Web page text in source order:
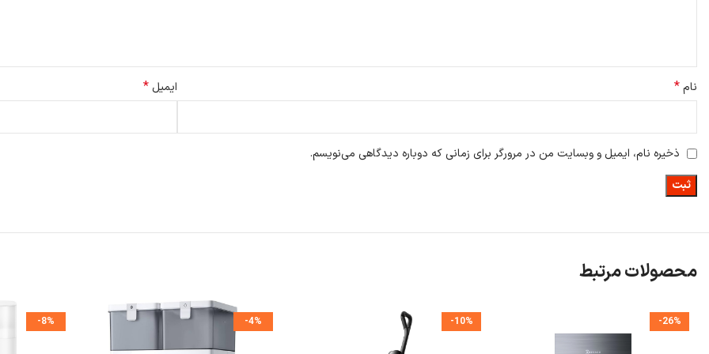
زمان مناسب برای تعویض فیلتر
توصیه می‌شودفیلتر جارو رباتیک Roborock Qrevo curv
هر ۲ تا ۳ ماه یک‌بار (بسته به میزان استفاده) تعویض شود.
در صورت مشاهده‌ی کاهش کارایی در جمع‌آوری ذرات یا بوی نامطبوع از دستگاه، زمان تعویض فیلتر فرا رسیده است.
نحوه نگهداری از فیلتر
از شستشوی فیلتر با آب خودداری کنید، مگر اینکه در دستورالعمل محصول ذکر شده باشد.
نام* ایمیل *
ذخیره نام، ایمیل و وبسایت من در مرورگر برای زمانی که دوباره دیدگاهی می‌نویسم.
محصولات مرتبط
-26%
-10%
-4%
-8%